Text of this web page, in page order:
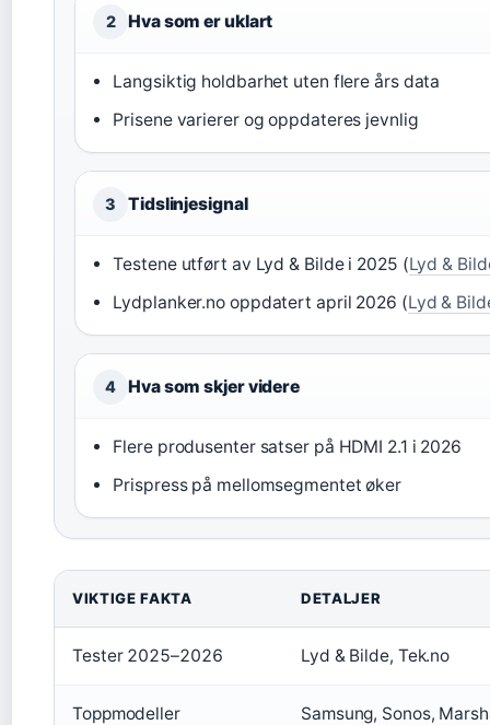
2 Hva som er uklart
Langsiktig holdbarhet uten flere års data
Prisene varierer og oppdateres jevnlig
3 Tidslinjesignal
Testene utført av Lyd & Bilde i 2025 (Lyd &
Lydplanker.no oppdatert april 2026 (Lyd &
4 Hva som skjer videre
Flere produsenter satser på HDMI 2.1 i 2026
Prispress på mellomsegmentet øker
VIKTIGE FAKTA DETALJER
Tester 2025–2026 Lyd & Bilde, Tek.no
Toppmodeller Samsung, Sonos,